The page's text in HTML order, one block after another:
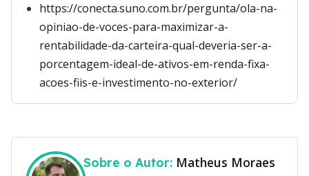
https://conecta.suno.com.br/pergunta/ola-na-
opiniao-de-voces-para-maximizar-a-
rentabilidade-da-carteira-qual-deveria-ser-a-
porcentagem-ideal-de-ativos-em-renda-fixa-
acoes-fiis-e-investimento-no-exterior/
Sobre o Autor: Matheus Moraes